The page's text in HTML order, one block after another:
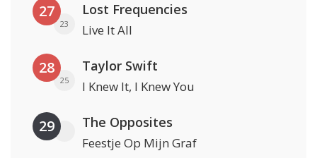
27
23
Lost Frequencies
Live It All
28
25
Taylor Swift
I Knew It, I Knew You
29 The Opposites
Feestje Op Mijn Graf